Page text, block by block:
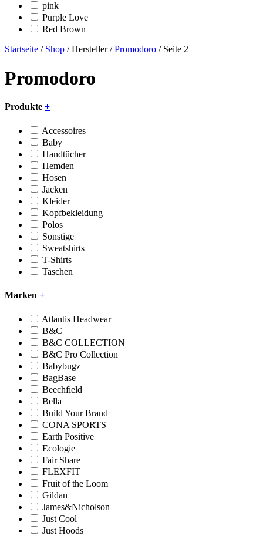
pink
Purple Love
Red Brown
Startseite / Shop / Hersteller /Promodoro / Seite 2
Promodoro
Produkte +
Accessoires
Baby
Handtücher
Hemden
Hosen
Jacken
Kleider
Kopfbekleidung
Polos
Sonstige
Sweatshirts
T-Shirts
Taschen
Marken +
Atlantis Headwear
B&C
B&C COLLECTION
B&C Pro Collection
Babybugz
BagBase
Beechfield
Bella
Build Your Brand
CONA SPORTS
Earth Positive
Ecologie
Fair Share
FLEXFIT
Fruit of the Loom
Gildan
James&Nicholson
Just Cool
Just Hoods